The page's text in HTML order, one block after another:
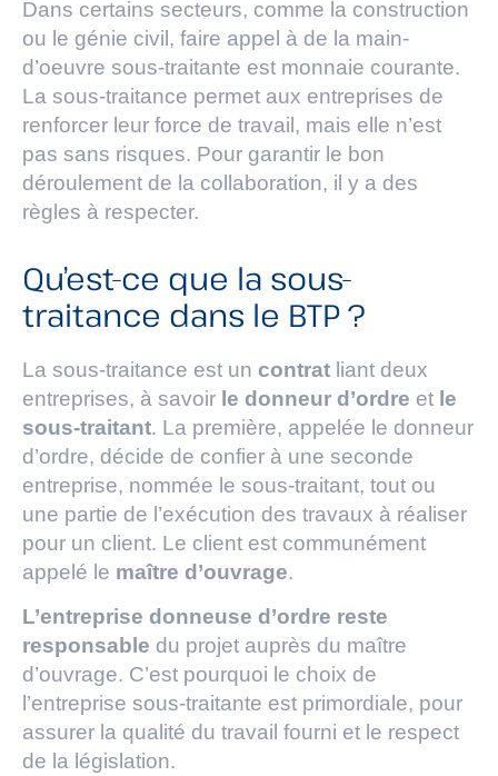
Dans certains secteurs, comme la construction
ou le génie civil, faire appel à de la main-
d’oeuvre sous-traitante est monnaie courante.
La sous-traitance permet aux entreprises de
renforcer leur force de travail, mais elle n’est
pas sans risques. Pour garantir le bon
déroulement de la collaboration, il y a des
règles à respecter.
Qu’est-ce que la sous-
traitance dans le BTP ?
La sous-traitance est un contrat liant deux
entreprises, à savoir le donneur d’ordre et le
sous-traitant. La première, appelée le donneur
d’ordre, décide de confier à une seconde
entreprise, nommée le sous-traitant, tout ou
une partie de l’exécution des travaux à réaliser
pour un client. Le client est communément
appelé le maître d’ouvrage.
L’entreprise donneuse d’ordre reste
responsable du projet auprès du maître
d’ouvrage. C’est pourquoi le choix de
l’entreprise sous-traitante est primordiale, pour
assurer la qualité du travail fourni et le respect
de la législation.